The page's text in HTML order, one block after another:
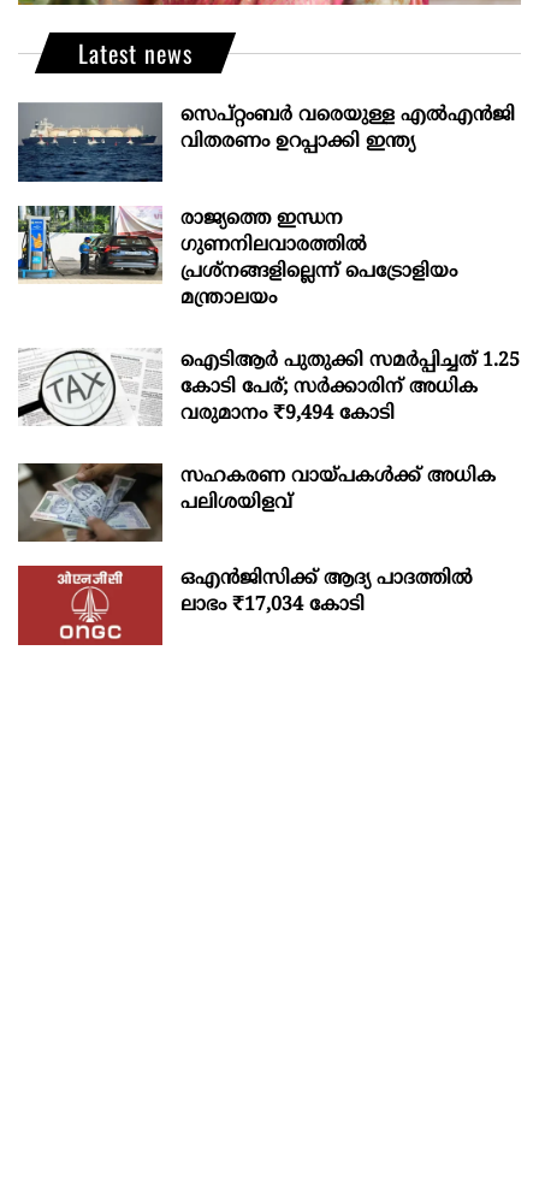
Latest news
സെപ്റ്റംബർ വരെയുള്ള എൽഎൻജി
വിതരണം ഉറപ്പാക്കി ഇന്ത്യ
രാജ്യത്തെ ഇന്ധന
ഗുണനിലവാരത്തില്‍
പ്രശ്‌നങ്ങളില്ലെന്ന് പെട്രോളിയം
മന്ത്രാലയം
ഐടിആര്‍ പുതുക്കി സമർപ്പിച്ചത് 1.25
കോടി പേര്; സർക്കാരിന് അധിക
വരുമാനം ₹9,494 കോടി
സഹകരണ വായ്പകള്‍ക്ക് അധിക
പലിശയിളവ്
ഒഎന്‍ജിസിക്ക് ആദ്യ പാദത്തില്‍
ലാഭം ₹17,034 കോടി